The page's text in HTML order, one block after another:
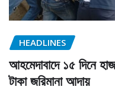
HEADLINES
আহমেদাবাদে ১৫ দিনে
টাকা জরিমানা আদায়